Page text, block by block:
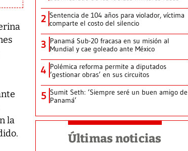
la
2 Sentencia de 104 años para violador, víctima
comparte el costo del silencio
3 Panamá Sub-20 fracasa en su misión al
Mundial y cae goleado ante México
4 Polémica reforma permite a diputados
‘gestionar obras’ en sus circuitos
5 Sumit Seth: ‘Siempre seré un buen amigo de
Panamá’
Últimas noticias